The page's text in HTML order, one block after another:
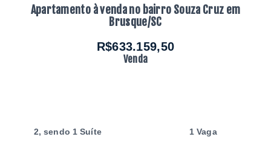
Apartamento à venda no bairro Souza Cruz em
Brusque/SC
R$633.159,50
Venda
2, sendo 1 Suíte 1 Vaga